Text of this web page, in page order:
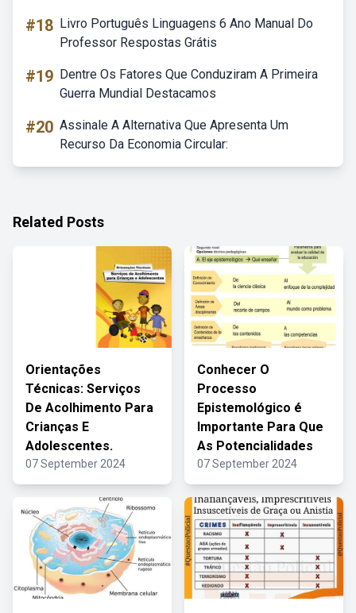
#18 Livro Português Linguagens 6 Ano Manual Do
Professor Respostas Grátis
#19 Dentre Os Fatores Que Conduziram A Primeira
Guerra Mundial Destacamos
#20 Assinale A Alternativa Que Apresenta Um
Recurso Da Economia Circular:
Related Posts
Orientações
Técnicas: Serviços
De Acolhimento Para
Crianças E
Adolescentes.
07 September 2024
Conhecer O
Processo
Epistemológico é
Importante Para Que
As Potencialidades
07 September 2024